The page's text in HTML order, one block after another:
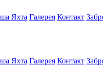
Яхта Галерея Контакт
Яхта Галерея Контакт